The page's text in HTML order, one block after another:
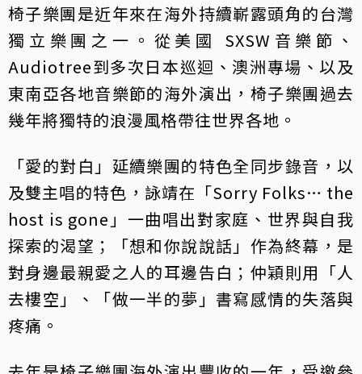
椅子樂團是近年來在海外持續嶄露頭角的台灣
獨立樂團之一。從美國 SXSW音樂節、
Audiotree到多次日本巡迴、澳洲專場、以及
東南亞各地音樂節的海外演出，椅子樂團過去
幾年將獨特的浪漫風格帶往世界各地。
「愛的對白」延續樂團的特色全同步錄音，以
及雙主唱的特色，詠靖在「Sorry Folks… the
host is gone」一曲唱出對家庭、世界與自我
探索的渴望；「想和你說說話」作為終幕，是
對身邊最親愛之人的耳邊告白；仲穎則用「人
去樓空」、「做一半的夢」書寫感情的失落與
疼痛。